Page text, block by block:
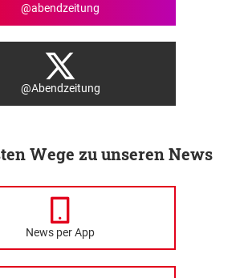
@abendzeitung
@Abendzeitung
Wege zu unseren News
News per App